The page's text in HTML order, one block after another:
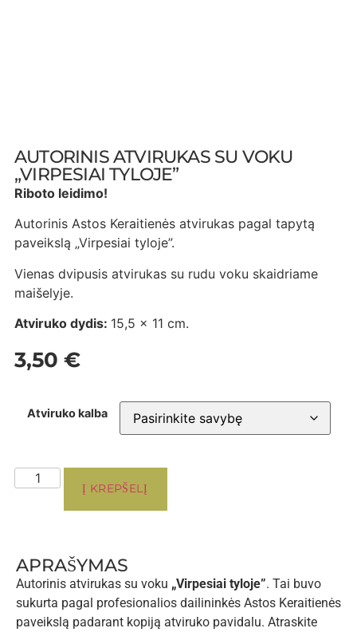
AUTORINIS ATVIRUKAS SU VOKU
„VIRPESIAI TYLOJE”
Riboto leidimo!
Autorinis Astos Keraitienės atvirukas pagal tapytą
paveikslą „Virpesiai tyloje”.
Vienas dvipusis atvirukas su rudu voku skaidriame
maišelyje.
Atviruko dydis: 15,5 x 11 cm.
3,50 €
Atviruko kalba
Į KREPŠELĮ
APRAŠYMAS
Autorinis atvirukas su voku „Virpesiai tyloje”. Tai buvo
sukurta pagal profesionalios dailininkės Astos Keraitienės
paveikslą padarant kopiją atviruko pavidalu. Atraskite